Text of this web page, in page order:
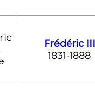
Frédéric III
1831-1888